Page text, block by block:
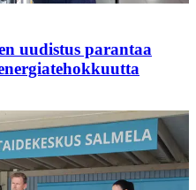
uudistus parantaa